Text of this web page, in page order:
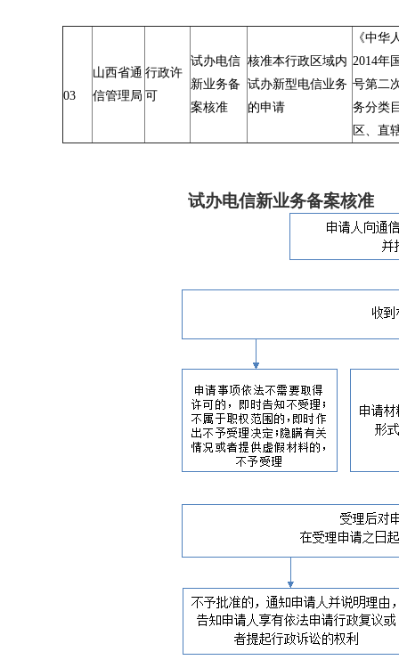
03
山西省通
信管理局
行政许
可
试办电信
新业务备
案核准
核准本行政区域内
试办新型电信业务
的申请
《中华
2014年
号第二
务分类
区、直
试办电信新业务备案核准